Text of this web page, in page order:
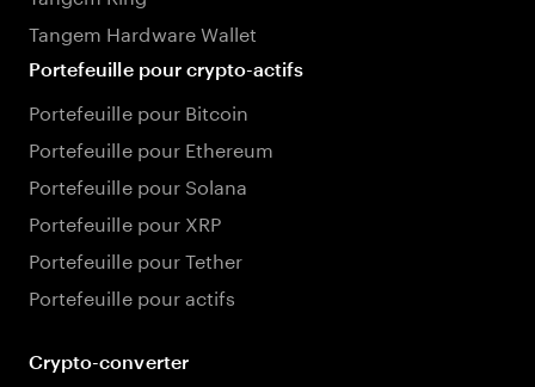
Tangem Hardware Wallet
Portefeuille pour crypto-actifs
Portefeuille pour Bitcoin
Portefeuille pour Ethereum
Portefeuille pour Solana
Portefeuille pour XRP
Portefeuille pour Tether
Portefeuille pour actifs
Crypto-converter